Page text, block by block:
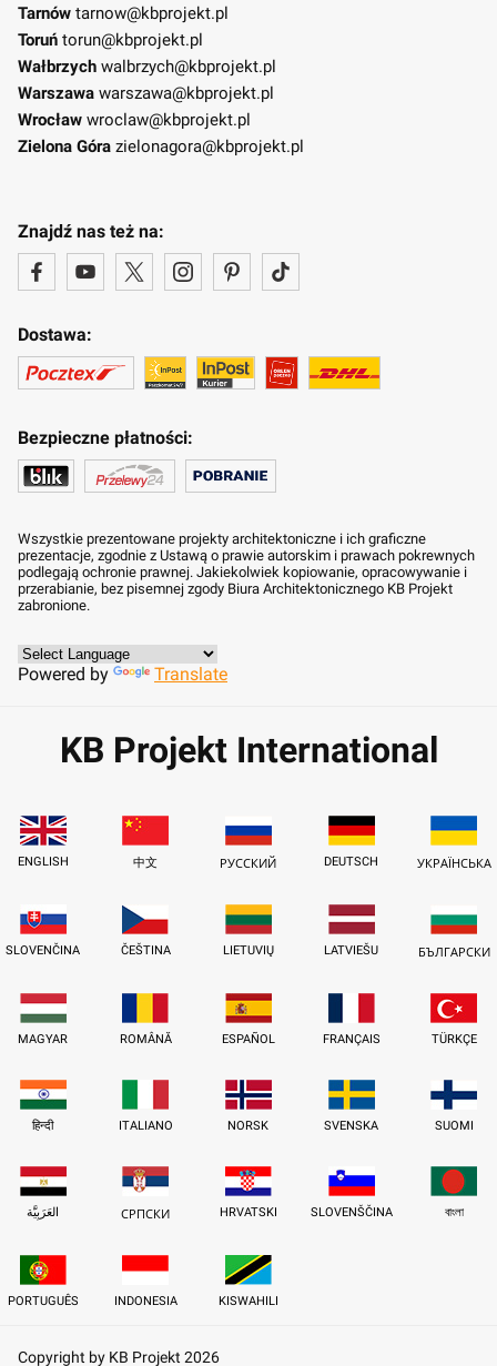
Tarnów tarnow@kbprojekt.pl
Toruń torun@kbprojekt.pl
Wałbrzych walbrzych@kbprojekt.pl
Warszawa warszawa@kbprojekt.pl
Wrocław wroclaw@kbprojekt.pl
Zielona Góra zielonagora@kbprojekt.pl
Znajdź nas też na:
Dostawa:
Bezpieczne płatności:
Wszystkie prezentowane projekty architektoniczne i ich graficzne
prezentacje, zgodnie z Ustawą o prawie autorskim i prawach pokrewnych
podlegają ochronie prawnej. Jakiekolwiek kopiowanie, opracowywanie i
przerabianie, bez pisemnej zgody Biura Architektonicznego KB Projekt
zabronione.
Powered by Translate
KB Projekt International
ENGLISH 中文 РУССКИЙ DEUTSCH УКРАЇНСЬКА
SLOVENČINA ČEŠTINA LIETUVIŲ LATVIEŠU БЪЛГАРСКИ
MAGYAR ROMÂNĂ ESPAÑOL FRANÇAIS TÜRKÇE
हिन्दी ITALIANO NORSK SVENSKA SUOMI
العَرَبِيَّة СРПСКИ HRVATSKI SLOVENŠČINA বাংলা
PORTUGUÊS INDONESIA KISWAHILI
Copyright by KB Projekt 2026